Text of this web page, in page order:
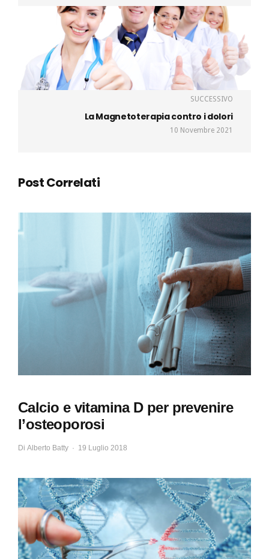
SUCCESSIVO
La Magnetoterapia contro i dolori
10 Novembre 2021
Post Correlati
Calcio e vitamina D per prevenire
l’osteoporosi
Di Alberto Batty 19 Luglio 2018